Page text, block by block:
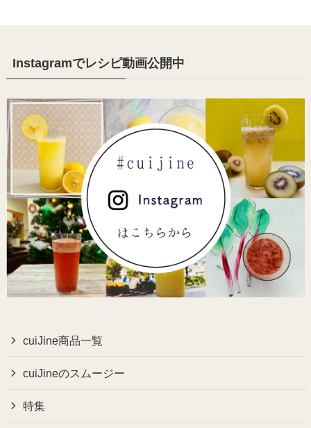
Instagramでレシピ動画公開中
cuiJine商品一覧
cuiJineのスムージー
特集